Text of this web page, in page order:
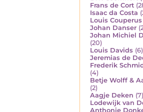
Frans de Cort
Isaac da Costa
Louis Couperus
Johan Danser
Johan Michiel
(20)
Louis Davids (6)
Jeremias de
Frederik
(4)
Betje Wolff &
(2)
Aagje Deken (7)
Lodewijk van
Anthonie